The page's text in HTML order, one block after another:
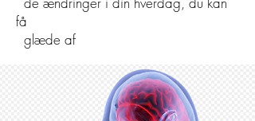
få
glæde af